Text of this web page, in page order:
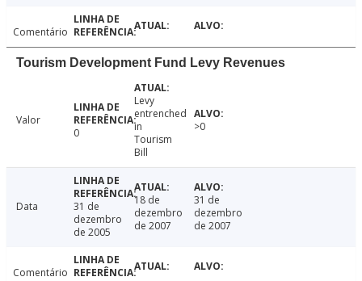
Comentário
Tourism Development Fund Levy Revenues
Valor
0
Levy
entrenched
in
Tourism
Bill
>0
Data
31 de
dezembro
de 2005
18 de
dezembro
de 2007
31 de
dezembro
de 2007
Comentário